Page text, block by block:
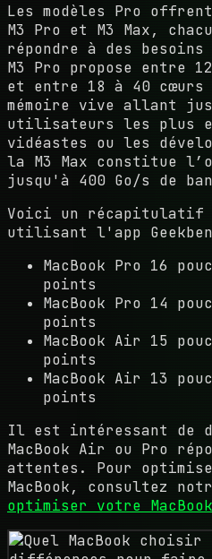
Les modèles Pro
M3 Pro et M3 Max,
répondre à des
M3 Pro propose entre
et entre 18 à 40 cœurs
mémoire vive allant
utilisateurs les plus
vidéastes ou les
la M3 Max constitue
jusqu'à 400 Go/s de
Voici un récapitulatif
utilisant l'app
MacBook Pro 16
points
MacBook Pro 14
points
MacBook Air 15
points
MacBook Air 13
points
Il est intéressant de
MacBook Air ou Pro
attentes. Pour
MacBook, consultez
optimiser votre